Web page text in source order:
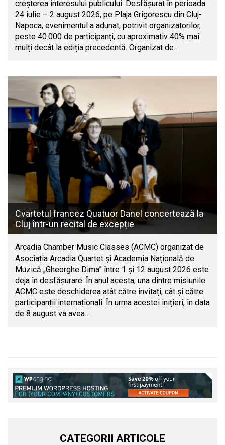
creșterea interesului publicului. Desfășurat în perioada
24 iulie – 2 august 2026, pe Plaja Grigorescu din Cluj-
Napoca, evenimentul a adunat, potrivit organizatorilor,
peste 40.000 de participanți, cu aproximativ 40% mai
mulți decât la ediția precedentă. Organizat de…
Cvartetul francez Quatuor Danel concertează la
Cluj într-un recital de excepție
Arcadia Chamber Music Classes (ACMC) organizat de
Asociația Arcadia Quartet și Academia Națională de
Muzică „Gheorghe Dima” între 1 și 12 august 2026 este
deja în desfășurare. În anul acesta, una dintre misiunile
ACMC este deschiderea atât către invitați, cât și către
participanții internaționali. În urma acestei inițieri, în data
de 8 august va avea…
CATEGORII ARTICOLE